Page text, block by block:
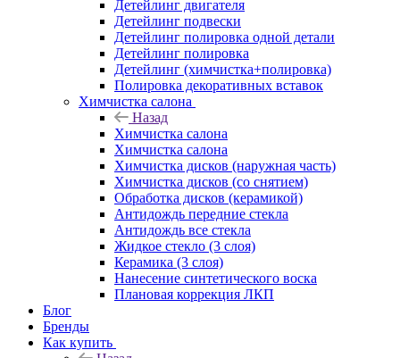
Детейлинг двигателя
Детейлинг подвески
Детейлинг полировка одной детали
Детейлинг полировка
Детейлинг (химчистка+полировка)
Полировка декоративных вставок
Химчистка салона
Назад
Химчистка салона
Химчистка салона
Химчистка дисков (наружная часть)
Химчистка дисков (со снятием)
Обработка дисков (керамикой)
Антидождь передние стекла
Антидождь все стекла
Жидкое стекло (3 слоя)
Керамика (3 слоя)
Нанесение синтетического воска
Плановая коррекция ЛКП
Блог
Бренды
Как купить